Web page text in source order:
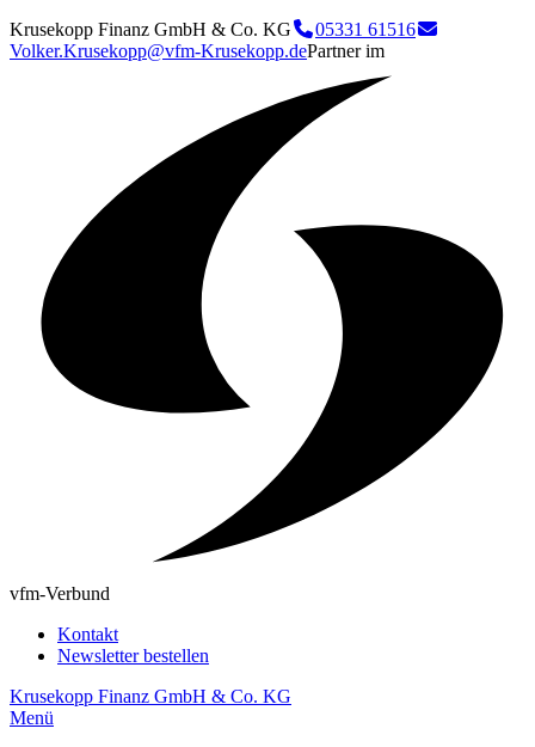
Krusekopp Finanz GmbH & Co. KG
05331 61516
Volker.Krusekopp@vfm-Krusekopp.dePartner im
vfm-Verbund
Kontakt
Newsletter bestellen
Krusekopp Finanz GmbH & Co. KG
Menü